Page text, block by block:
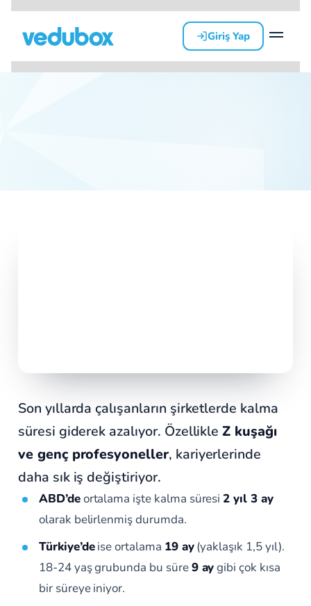
Giriş Yap
Son yıllarda çalışanların şirketlerde kalma
süresi giderek azalıyor. ÖzellikleZ kuşağı
ve genç profesyoneller, kariyerlerinde
daha sık iş değiştiriyor.
ABD’deortalama işte kalma süresi 2 yıl 3 ay
olarak belirlenmiş durumda.
Türkiye’deise ortalama 19 ay(yaklaşık 1,5 yıl).
18-24 yaş grubunda bu süre9 aygibi çok kısa
bir süreye iniyor.